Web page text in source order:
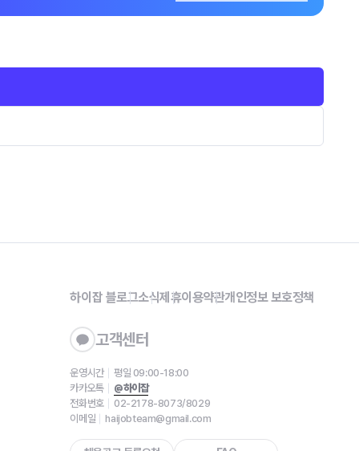
하이잡 블로그소식제휴이용약관개인정보 보호정책
고객센터
운영시간
평일 09:00-18:00
카카오톡
@하이잡
전화번호
02-2178-8073/8029
이메일
haijobteam@gmail.com